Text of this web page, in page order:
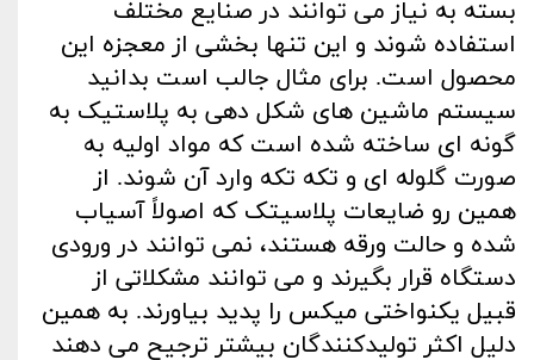
بسته به نیاز می‌ توانند در صنایع مختلف
استفاده شوند و این تنها بخشی از معجزه این
محصول است. برای مثال جالب است بدانید
سیستم ماشین‌ های شکل‌ دهی به پلاستیک به‌
گونه‌ ای ساخته ‌شده است که مواد اولیه به
صورت گلوله‌ ای و تکه‌ تکه وارد آن شوند. از
همین رو ضایعات پلاسیتک که اصولاً آسیاب
شده و حالت ورقه هستند، نمی‌ توانند در ورودی
دستگاه قرار بگیرند و می‌ توانند مشکلاتی از
قبیل یکنواختی میکس را پدید بیاورند. به همین
دلیل اکثر تولیدکنندگان بیشتر ترجیح می‌ دهند